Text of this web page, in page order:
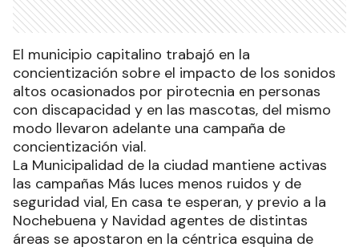
El municipio capitalino trabajó en la
concientización sobre el impacto de los sonidos
altos ocasionados por pirotecnia en personas
con discapacidad y en las mascotas, del mismo
modo llevaron adelante una campaña de
concientización vial.
La Municipalidad de la ciudad mantiene activas
las campañas Más luces menos ruidos y de
seguridad vial, En casa te esperan, y previo a la
Nochebuena y Navidad agentes de distintas
áreas se apostaron en la céntrica esquina de